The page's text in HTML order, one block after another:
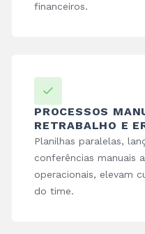
financeiros.
PROCESSOS
RETRABALHO E
Planilhas paralelas,
conferências manuais
operacionais, elevam
do time.